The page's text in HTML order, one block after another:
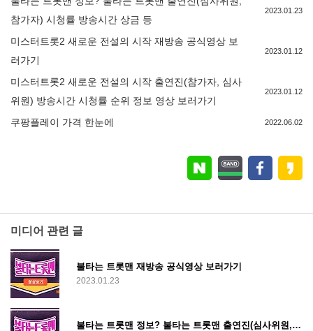
참가자) 시청률 방송시간 상금 등
2023.01.23
미스터트롯2 새로운 전설의 시작 재방송 공식영상 보
러가기
2023.01.12
미스터트롯2 새로운 전설의 시작 출연진(참가자, 심사
위원) 방송시간 시청률 순위 정보 영상 보러가기
2023.01.12
쿠팡플레이 가격 한눈에 2022.06.02
미디어 관련 글
불타는 트롯맨 재방송 공식영상 보러가기
2023.01.23
불타는 트롯맨 정보? 불타는 트롯맨 출연진(심사위원, 참가자) 시청률 방송시간 상금 등